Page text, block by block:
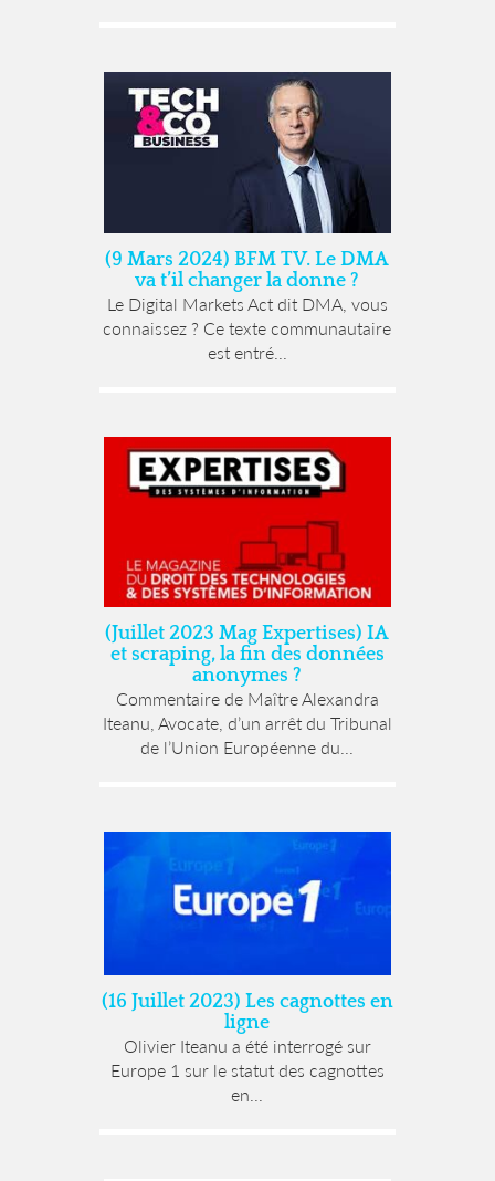
(9 Mars 2024) BFM TV. Le DMA
va t’il changer la donne ?
Le Digital Markets Act dit DMA, vous
connaissez ? Ce texte communautaire
est entré...
(Juillet 2023 Mag Expertises) IA
et scraping, la fin des données
anonymes ?
Commentaire de Maître Alexandra
Iteanu, Avocate, d’un arrêt du Tribunal
de l’Union Européenne du...
(16 Juillet 2023) Les cagnottes en
ligne
Olivier Iteanu a été interrogé sur
Europe 1 sur le statut des cagnottes
en...